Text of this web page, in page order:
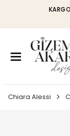
Chiara Alessi